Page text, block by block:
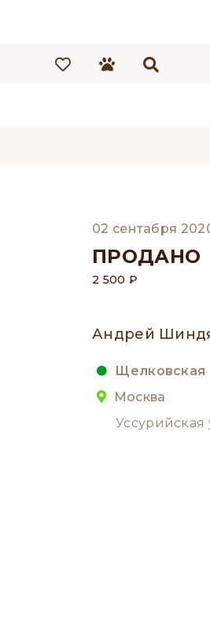
02 сентабря
ПРОДАНО
2 500 ₽
Андрей
Щелковская
Москва
Уссурийская